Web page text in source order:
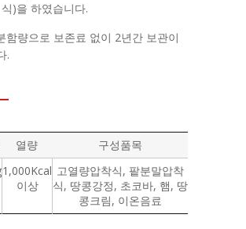
)을 하였습니다.
함량으로 보존료 없이 2년간 보관이
.
열량
구성품목
1,000Kcal
이상
고열량압착식, 팥분말압착
식, 땅콩강정, 초코바, 햄, 땅
콩크림, 이온음료